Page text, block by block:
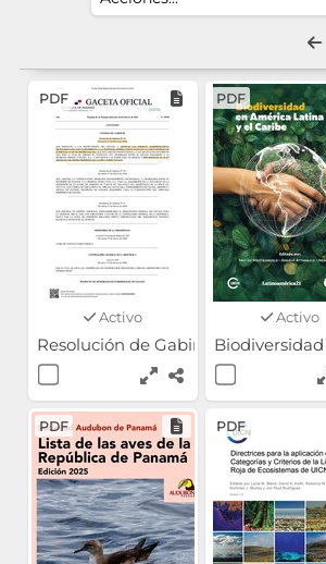
PDF
Activo
Resolución de Gabinete N.° 19 de
PDF
Activo
PDF PDF